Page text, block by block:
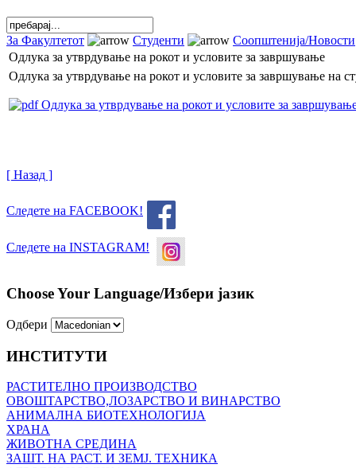
За Факултетот Студенти Соопштенија/Новости
Одлука за утврдување на рокот и условите за завршување
Одлука за утврдување на рокот и условите за завршување на
Одлука за утврдување на рокот и условите за
[ Назад ]
Следете на FACEBOOK!
Следете на INSTAGRAM!
Choose Your Language/Избери јазик
Одбери
ИНСТИТУТИ
РАСТИТЕЛНО ПРОИЗВОДСТВО
ОВОШТАРСТВО,ЛОЗАРСТВО И ВИНАРСТВО
АНИМАЛНА БИОТЕХНОЛОГИЈА
ХРАНА
ЖИВОТНА СРЕДИНА
ЗАШТ. НА РАСТ. И ЗЕМЈ. ТЕХНИКА